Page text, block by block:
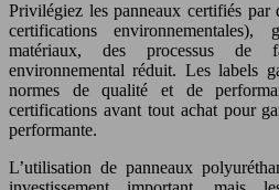
Privilégiez les panneaux certifiés par
certifications
matériaux, des processus de
environnemental réduit. Les labels
normes de qualité et de
certifications avant tout achat pour
performante.
L’utilisation de panneaux